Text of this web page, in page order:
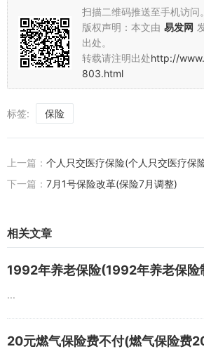
扫描二维码推送至手机访问。
版权声明：本文由 易发网
出处。
转载请注明出处http://
803.html
标签: 保险
上一篇： 个人只交医疗保险(个人只交医疗保险算社
下一篇： 7月1号保险改革(保险7月调整)
相关文章
1992年养老保险(1992年养老保险
...
20元燃气保险费不付(燃气保险费